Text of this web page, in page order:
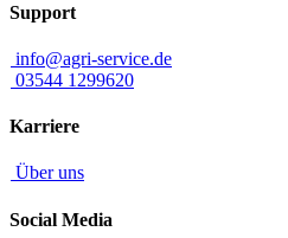
Support
info@agri-service.de
03544 1299620
Karriere
Über uns
Social Media